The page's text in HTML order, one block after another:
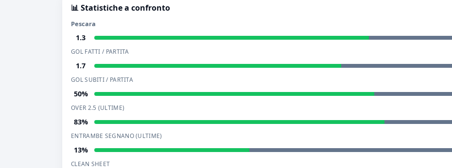
📊 Statistiche a confronto
Pescara
1.3
GOL FATTI / PARTITA
1.7
GOL SUBITI / PARTITA
50%
OVER 2.5 (ULTIME)
83%
ENTRAMBE SEGNANO (ULTIME)
13%
CLEAN SHEET